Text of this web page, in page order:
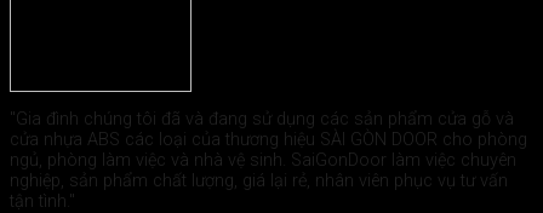
"Gia đình chúng tôi đã và đang sử dụng các sản phẩm cửa gỗ và
cửa nhựa ABS các loại của thương hiệu SÀI GÒN DOOR cho phòng
ngủ, phòng làm việc và nhà vệ sinh. SaiGonDoor làm việc chuyên
nghiệp, sản phẩm chất lượng, giá lại rẻ, nhân viên phục vụ tư vấn
tận tình."